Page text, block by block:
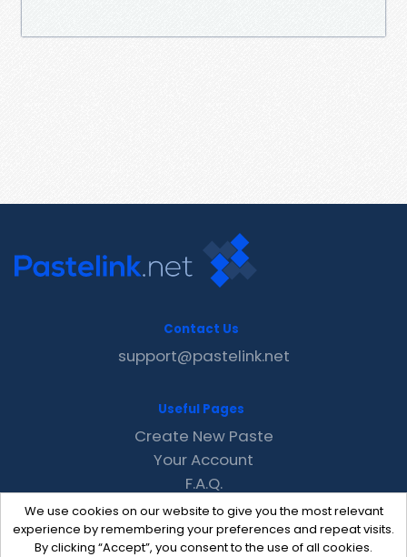
We use cookies on our website to give you the most relevant
experience by remembering your preferences and repeat visits.
By clicking “Accept”, you consent to the use of all cookies.
Contact Us
support@pastelink.net
Useful Pages
Create New Paste
Your Account
F.A.Q.
Recent
Contact